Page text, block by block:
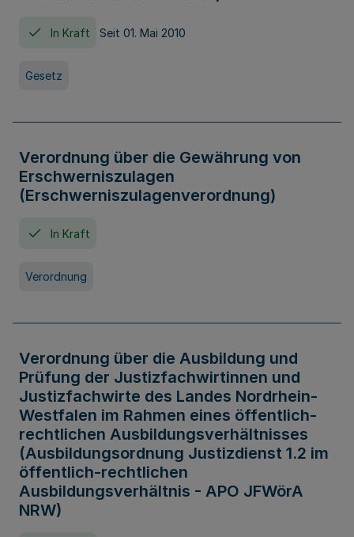
In Kraft Seit 01. Mai 2010
Gesetz
Verordnung über die Gewährung von
Erschwerniszulagen
(Erschwerniszulagenverordnung)
In Kraft
Verordnung
Verordnung über die Ausbildung und
Prüfung der Justizfachwirtinnen und
Justizfachwirte des Landes Nordrhein-
Westfalen im Rahmen eines öffentlich-
rechtlichen Ausbildungsverhältnisses
(Ausbildungsordnung Justizdienst 1.2 im
öffentlich-rechtlichen
Ausbildungsverhältnis - APO JFWörA
NRW)